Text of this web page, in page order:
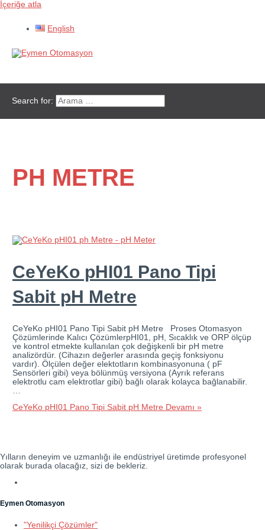
İçeriğe atla
English
Search for:
PH METRE
CeYeKo pHI01 Pano Tipi
Sabit pH Metre
CeYeKo pHI01 Pano Tipi Sabit pH Metre Proses Otomasyon
Çözümlerinde Kalıcı ÇözümlerpHI01, pH, Sıcaklık ve ORP ölçüp
ve kontrol etmekte kullanılan çok değişkenli bir pH metre
analizördür. (Cihazın değerler arasında geçiş fonksiyonu
vardır). Ölçülen değer elektotların kombinasyonuna ( pF
Sensörleri gibi) veya bölünmüş versiyona (Ayrık referans
elektrotlu cam elektrotlar gibi) bağlı olarak kolayca bağlanabilir.
CeYeKo pHI01 Pano Tipi Sabit pH Metre Devamı »
Yılların deneyim ve uzmanlığı ile endüstriyel üretimde profesyonel
olarak burada olacağız, sizi de bekleriz.
Eymen Otomasyon
"Yenilikçi Çözümler"